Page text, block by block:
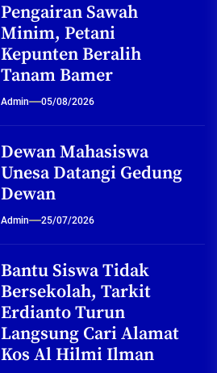
Pengairan Sawah
Minim, Petani
Kepunten Beralih
Tanam Bamer
Admin 05/08/2026
Dewan Mahasiswa
Unesa Datangi Gedung
Dewan
Admin 25/07/2026
Bantu Siswa Tidak
Bersekolah, Tarkit
Erdianto Turun
Langsung Cari Alamat
Kos Al Hilmi Ilman